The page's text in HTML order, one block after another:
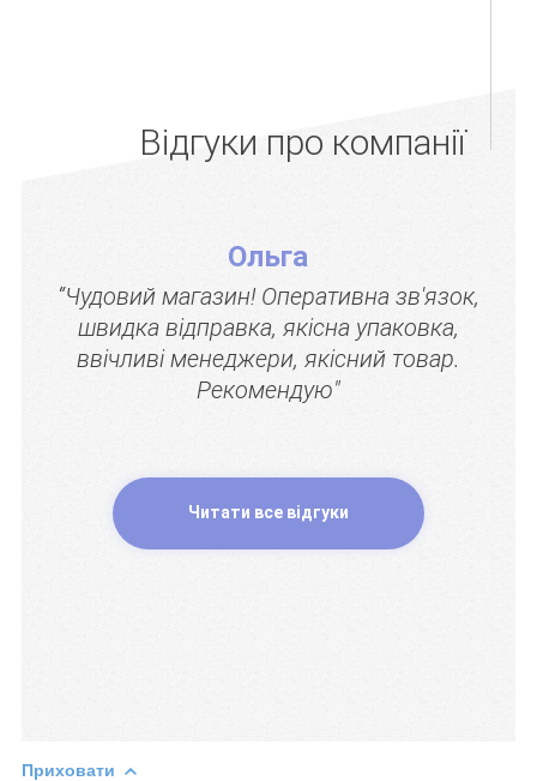
Відгуки про компанії
Ольга
“Чудовий магазин! Оперативна зв'язок,
швидка відправка, якісна упаковка,
ввічливі менеджери, якісний товар.
Рекомендую"
Читати все відгуки
Приховати